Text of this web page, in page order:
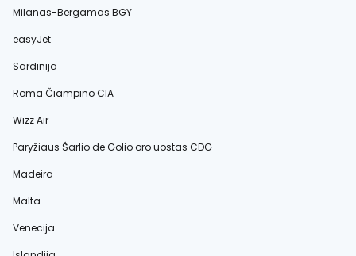
Milanas-Bergamas BGY
easyJet
Sardinija
Roma Čiampino CIA
Wizz Air
Paryžiaus Šarlio de Golio oro uostas CDG
Madeira
Malta
Venecija